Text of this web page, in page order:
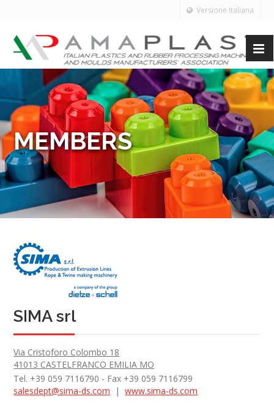
Versione Italiana
MEMBERS
SIMA srl
Via Cristoforo Colombo 18
41013 CASTELFRANCO EMILIA MO
Tel. +39 059 7116790 - Fax +39 059 7116799
salesdept@sima-ds.com |www.sima-ds.com